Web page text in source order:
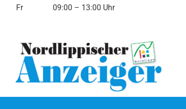
Fr
09:00 – 13:00 Uhr